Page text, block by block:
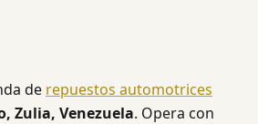
de repuestos automotrices
Zulia, Venezuela. Opera con